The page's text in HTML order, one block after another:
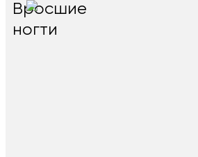
Вросшие
ногти
главный офис - г.Иркутск,
ул.Байкальская 236в/1, оф.1
Горячая линия